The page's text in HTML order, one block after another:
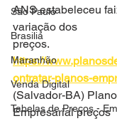
São Paulo
Brasilia
Maranhão
Venda Digital
Tabelas de Preços -
ANS estabeleceu
variação dos
preços.
https://
ontratar-planos-
(Salvador-BA)
Empresarial preços